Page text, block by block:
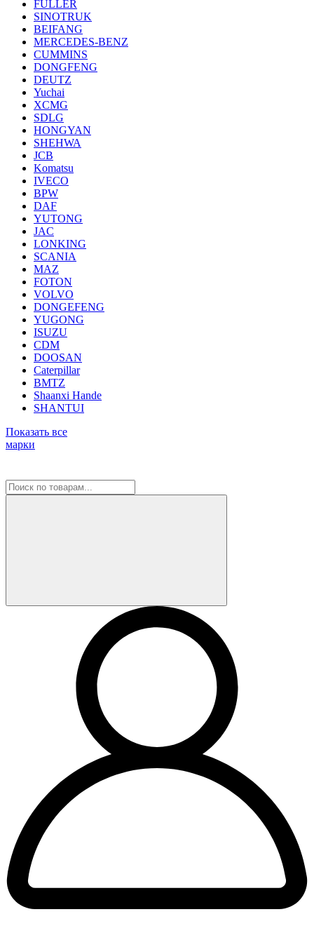
FULLER
SINOTRUK
BEIFANG
MERCEDES-BENZ
CUMMINS
DONGFENG
DEUTZ
Yuchai
XCMG
SDLG
HONGYAN
SHEHWA
JCB
Komatsu
IVECO
BPW
DAF
YUTONG
JAC
LONKING
SCANIA
MAZ
FOTON
VOLVO
DONGEFENG
YUGONG
ISUZU
CDM
DOOSAN
Caterpillar
BMTZ
Shaanxi Hande
SHANTUI
Показать все
марки